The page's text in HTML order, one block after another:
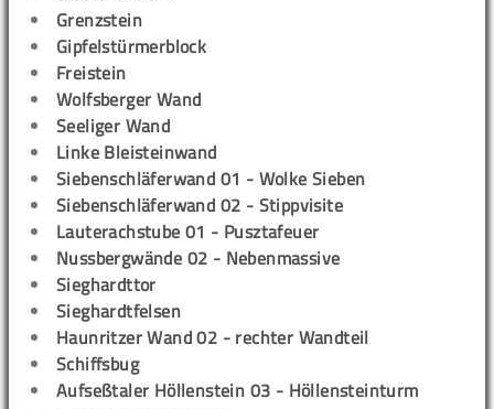
Grenzstein
Gipfelstürmerblock
Freistein
Wolfsberger Wand
Seeliger Wand
Linke Bleisteinwand
Siebenschläferwand 01 - Wolke Sieben
Siebenschläferwand 02 - Stippvisite
Lauterachstube 01 - Pusztafeuer
Nussbergwände 02 - Nebenmassive
Sieghardttor
Sieghardtfelsen
Haunritzer Wand 02 - rechter Wandteil
Schiffsbug
Aufseßtaler Höllenstein 03 - Höllensteinturm